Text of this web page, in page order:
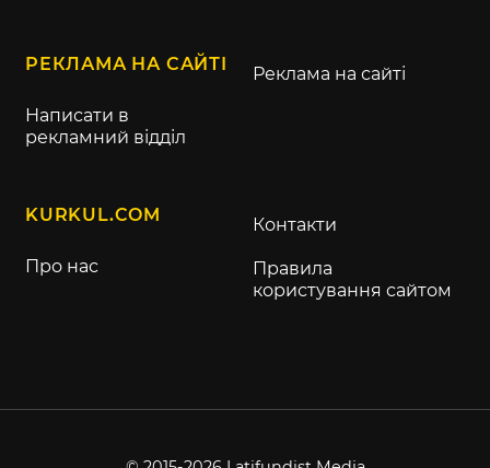
РЕКЛАМА НА САЙТІ
Написати в
рекламний відділ
Реклама на сайті
KURKUL.COM
Про нас
Контакти
Правила
користування сайтом